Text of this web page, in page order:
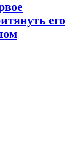
его